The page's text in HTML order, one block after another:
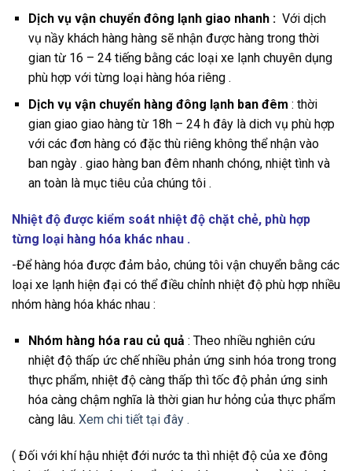
Dịch vụ vận chuyển đông lạnh giao nhanh : Với dịch
vụ nầy khách hàng hàng sẽ nhận được hàng trong thời
gian từ 16 – 24 tiếng bằng các loại xe lạnh chuyên dụng
phù hợp với từng loại hàng hóa riêng .
Dịch vụ vận chuyển hàng đông lạnh ban đêm : thời
gian giao giao hàng từ 18h – 24 h đây là dich vụ phù hợp
với các đơn hàng có đặc thù riêng không thể nhận vào
ban ngày . giao hàng ban đêm nhanh chóng, nhiệt tình và
an toàn là mục tiêu của chúng tôi .
Nhiệt độ được kiểm soát nhiệt độ chặt chẻ, phù hợp
từng loại hàng hóa khác nhau .
-Để hàng hóa được đảm bảo, chúng tôi vận chuyển bằng các
loại xe lạnh hiện đại có thể điều chỉnh nhiệt độ phù hợp nhiều
nhóm hàng hóa khác nhau :
Nhóm hàng hóa rau củ quả : Theo nhiều nghiên cứu
nhiệt độ thấp ức chế nhiều phản ứng sinh hóa trong trong
thực phẩm, nhiệt độ càng thấp thì tốc độ phản ứng sinh
hóa càng chậm nghĩa là thời gian hư hỏng của thực phẩm
càng lâu. Xem chi tiết tại đây .
( Đối với khí hậu nhiệt đới nước ta thì nhiệt độ của xe đông